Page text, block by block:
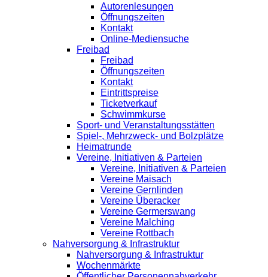
Autorenlesungen
Öffnungszeiten
Kontakt
Online-Mediensuche
Freibad
Freibad
Öffnungszeiten
Kontakt
Eintrittspreise
Ticketverkauf
Schwimmkurse
Sport- und Veranstaltungsstätten
Spiel-, Mehrzweck- und Bolzplätze
Heimatrunde
Vereine, Initiativen & Parteien
Vereine, Initiativen & Parteien
Vereine Maisach
Vereine Gernlinden
Vereine Überacker
Vereine Germerswang
Vereine Malching
Vereine Rottbach
Nahversorgung & Infrastruktur
Nahversorgung & Infrastruktur
Wochenmärkte